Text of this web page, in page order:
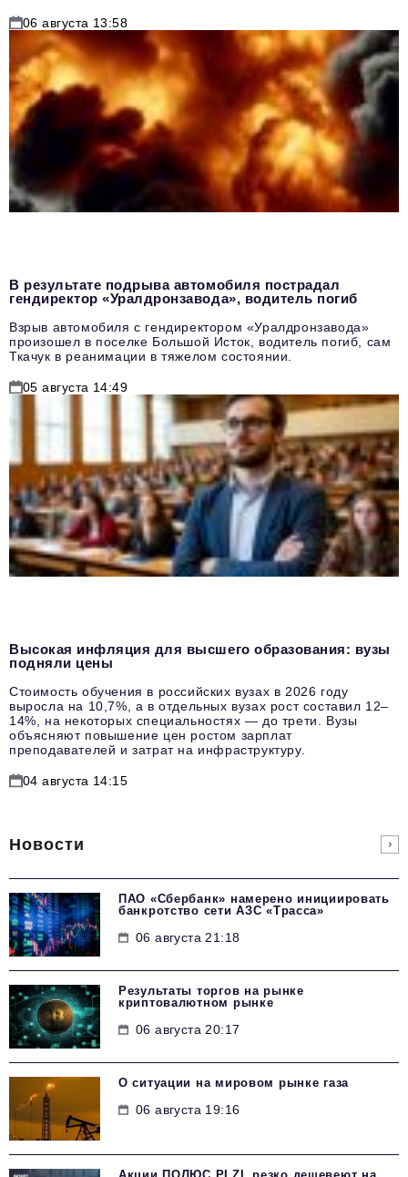
06 августа 13:58
В результате подрыва автомобиля пострадал
гендиректор «Уралдронзавода», водитель погиб
Взрыв автомобиля с гендиректором «Уралдронзавода»
произошел в поселке Большой Исток, водитель погиб, сам
Ткачук в реанимации в тяжелом состоянии.
05 августа 14:49
Высокая инфляция для высшего образования: вузы
подняли цены
Стоимость обучения в российских вузах в 2026 году
выросла на 10,7%, а в отдельных вузах рост составил 12–
14%, на некоторых специальностях — до трети. Вузы
объясняют повышение цен ростом зарплат
преподавателей и затрат на инфраструктуру.
04 августа 14:15
Новости
ПАО «Сбербанк» намерено инициировать
банкротство сети АЗС «Трасса»
06 августа 21:18
Результаты торгов на рынке
криптовалютном рынке
06 августа 20:17
О ситуации на мировом рынке газа
06 августа 19:16